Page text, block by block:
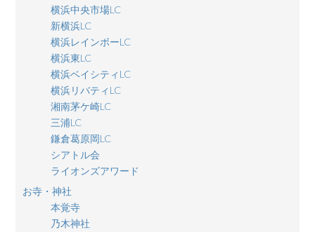
横浜中央市場LC
新横浜LC
横浜レインボーLC
横浜東LC
横浜ベイシティLC
横浜リバティLC
湘南茅ケ崎LC
三浦LC
鎌倉葛原岡LC
シアトル会
ライオンズアワード
お寺・神社
本覚寺
乃木神社